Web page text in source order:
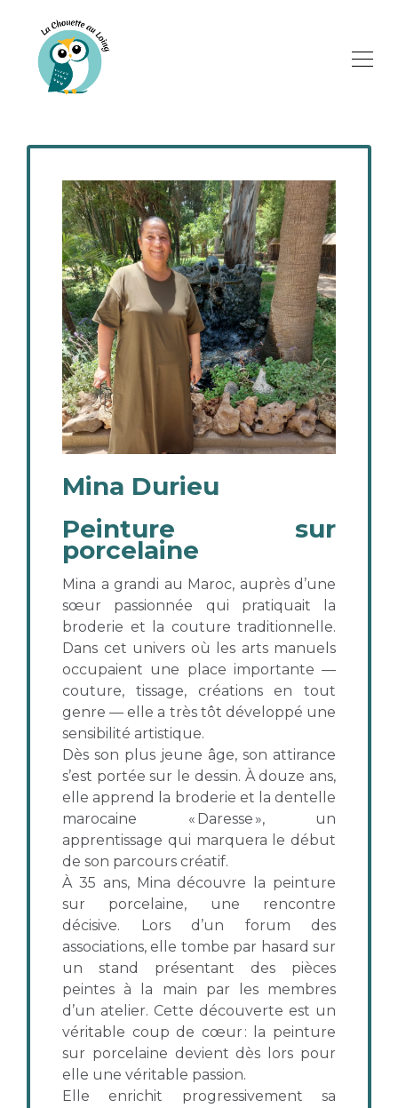
Mina Durieu
Peinture sur
porcelaine
Mina a grandi au Maroc, auprès d’une
sœur passionnée qui pratiquait la
broderie et la couture traditionnelle.
Dans cet univers où les arts manuels
occupaient une place importante —
couture, tissage, créations en tout
genre — elle a très tôt développé une
sensibilité artistique.
Dès son plus jeune âge, son attirance
s’est portée sur le dessin. À douze ans,
elle apprend la broderie et la dentelle
marocaine « Daresse », un
apprentissage qui marquera le début
de son parcours créatif.
À 35 ans, Mina découvre la peinture
sur porcelaine, une rencontre
décisive. Lors d’un forum des
associations, elle tombe par hasard sur
un stand présentant des pièces
peintes à la main par les membres
d’un atelier. Cette découverte est un
véritable coup de cœur : la peinture
sur porcelaine devient dès lors pour
elle une véritable passion.
Elle enrichit progressivement sa